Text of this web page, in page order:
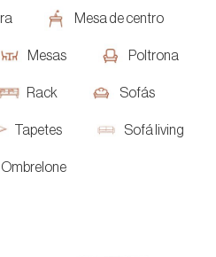
Mesa de centro
Mesas Poltrona
Rack Sofás
Tapetes Sofá living
Ombrelone